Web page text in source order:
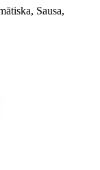
Sausa,